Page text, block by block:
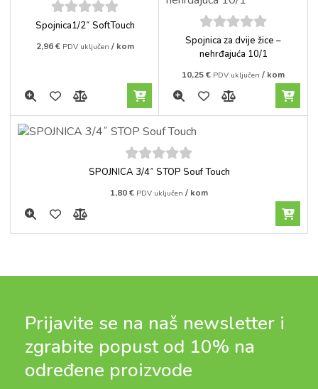
5out of
Spojnica1/2˝ SoftTouch
2,96€ PDV uključen / kom
5out of
5
Spojnica za dvije žice –
nehrđajuća 10/1
10,25€ PDV uključen / kom
5 out of
SPOJNICA 3/4˝ STOP Souf Touch
1,80€ PDV uključen / kom
Prijavite se na naš newsletter i
zgrabite popust od 10% na
određene proizvode